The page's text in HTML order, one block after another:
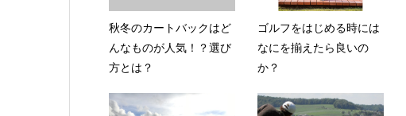
秋冬のカートバックはど
んなものが人気！？選び
方とは？
ゴルフをはじめる時には
なにを揃えたら良いの
か？